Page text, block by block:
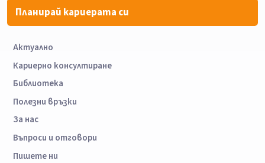
Планирай кариерата си
Актуално
Кариерно консултиране
Библиотека
Полезни връзки
За нас
Въпроси и отговори
Пишете ни